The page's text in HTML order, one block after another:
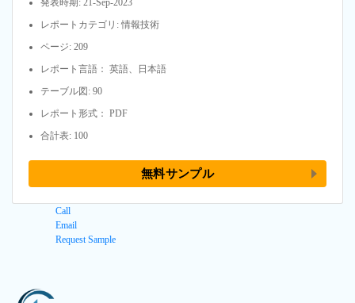
レポートカテゴリ: 情報技術
ページ: 209
レポート言語： 英語、日本語
テーブル図: 90
レポート形式： PDF
合計表: 100
無料サンプル
Call
Email
Request Sample